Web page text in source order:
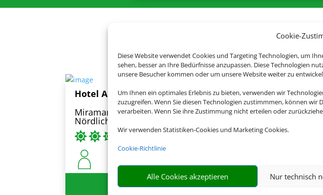
Cookie-
Diese Website verwendet Cookies und Targeting Technologien, um
sehen, besser an Ihre Bedürfnisse anzupassen. Diese Technologien
unsere Besucher kommen oder um unsere Website weiter zu
Um Ihnen ein optimales Erlebnis zu bieten, verwenden wir
zuzugreifen. Wenn Sie diesen Technologien zustimmmen, können
verarbeiten. Wenn Sie ihre Zustimmung nicht erteilen oder
Wir verwenden Statistiken-Cookies und Marketing Cookies.
Cookie-Richtlinie
Alle Cookies akzeptieren Nur technisch
Buchen Sie jetzt ganz
Hotel Arno
Miramare di Rimini, Venedig &
Nördliche Adria
ab203 €
Hotel
Sant'Agnello,
ab